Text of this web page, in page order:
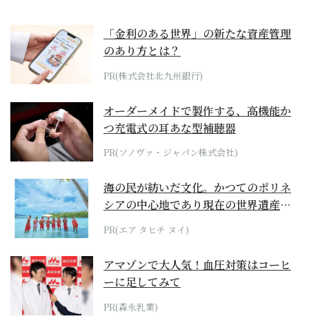
「金利のある世界」の新たな資産管理
のあり方とは？
PR(株式会社北九州銀行)
オーダーメイドで製作する、高機能か
つ充電式の耳あな型補聴器
PR(ソノヴァ・ジャパン株式会社)
海の民が紡いだ文化。かつてのポリネ
シアの中心地であり現在の世界遺産か
らみえてくる...
PR(エア タヒチ ヌイ)
アマゾンで大人気！血圧対策はコーヒ
ーに足してみて
PR(森永乳業)